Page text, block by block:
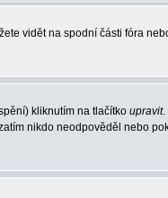
vidět na spodní části fóra
kliknutím na tlačítko upravit.
nikdo neodpověděl nebo